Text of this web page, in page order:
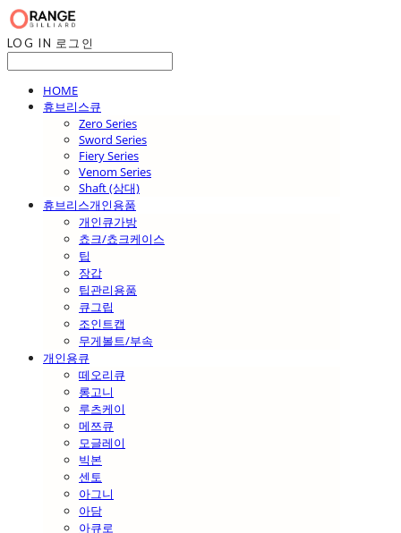
LOG IN 로그인
HOME
휴브리스큐
Zero Series
Sword Series
Fiery Series
Venom Series
Shaft (상대)
휴브리스개인용품
개인큐가방
쵸크/쵸크케이스
팁
장갑
팁관리용품
큐그립
조인트캡
무게볼트/부속
개인용큐
떼오리큐
롱고니
루츠케이
메쯔큐
모글레이
빅본
센토
아그니
아담
아큐로